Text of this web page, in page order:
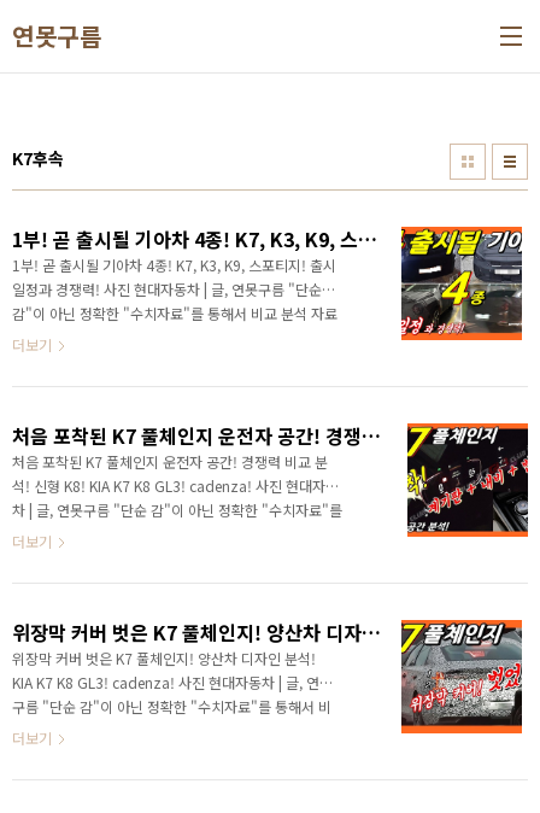
연못구름
K7후속
1부! 곧 출시될 기아차 4종! K7, K3, K9, 스포티지! 출시일정과 경쟁력!
1부! 곧 출시될 기아차 4종! K7, K3, K9, 스포티지! 출시
일정과 경쟁력! 사진 현대자동차 | 글, 연못구름 "단순
감"이 아닌 정확한 "수치자료"를 통해서 비교 분석 자료
를 제시하는 연못구름입니다! 안녕하세요? 연못구름입
해가 3년째인데 신차가 마치 경쟁하듯이 계속 출시되고
가 되었죠? 한편으로는 출시되는 신차마다 초기 결함이
보고되면서 기대감이 불안감이 되기도 했습니다. 올해
도 다양한 메인급 차량이 출시가 되는데, 상반기에 출시
가 확인된 기아차 신차를 출시 일정까지 함께 알려드립
가 파악하고 있는 내용과 동일하기 때문에 공식 문서로
보이..
더보기
처음 포착된 K7 풀체인지 운전자 공간! 경쟁력 비교 분석! 신형 K8! KIA K7 K8 GL3! cadenza!
처음 포착된 K7 풀체인지 운전자 공간! 경쟁력 비교 분
석! 신형 K8! KIA K7 K8 GL3! cadenza! 사진 현대자동
차 | 글, 연못구름 "단순 감"이 아닌 정확한 "수치자료"를
통해서 비교 분석 자료를 제시하는 연못구름입니다! 3세
이 처음 포착되었습니다. 계기판과 인포테인먼트가 하나
만든 것 같은데, 어떤 경쟁력을 제공하는지 빠르게 보시
죠! # 세부적인 내용을 담고 있는 영상으로 보시길 추천
합니다. 안녕하세요? 연못구름입니다. 기아차의 반란은
올해도 계속되는 것 같습니다. 작년에 K5와 쏘렌토가 형
시장에서 보기 힘든 반란을 일으켰죠? ..
더보기
위장막 커버 벗은 K7 풀체인지! 양산차 디자인 분석! KIA K7 K8 GL3! cadenza!
위장막 커버 벗은 K7 풀체인지! 양산차 디자인 분석!
KIA K7 K8 GL3! cadenza! 사진 현대자동차 | 글, 연못
구름 "단순 감"이 아닌 정확한 "수치자료"를 통해서 비
교 분석 자료를 제시하는 연못구름입니다! 드디어 K7 풀
서 포착되었습니다. 위장막 커버가 제거되었다는 점은
더보기